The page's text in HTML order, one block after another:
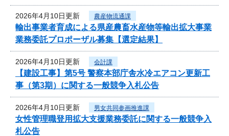
2026年4月10日更新 農産物流通課
輸出事業者育成による県産農畜水産物等輸出拡大事業
業務委託プロポーザル募集【選定結果】
2026年4月10日更新 会計課
【建設工事】第5号 警察本部庁舎水冷エアコン更新工
事（第3期）に関する一般競争入札公告
2026年4月10日更新 男女共同参画推進課
女性管理職登用拡大支援業務委託に関する一般競争入
札公告